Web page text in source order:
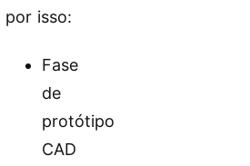
por isso:
Fase
de
protótipo
CAD